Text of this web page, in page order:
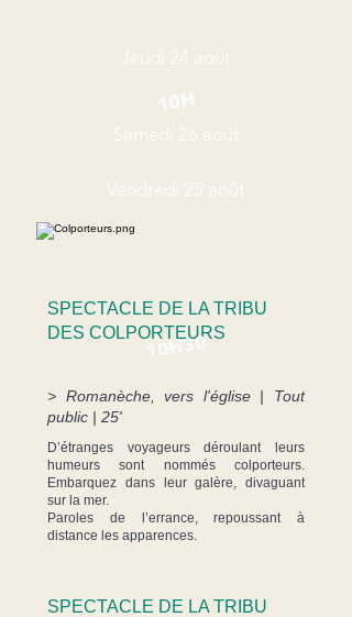
Jeudi 24 août
Samedi 26 août
Vendredi 25 août
SPECTACLE DE LA TRIBU
DES COLPORTEURS
> Romanèche, vers l'église | Tout
public | 25'
D’étranges voyageurs déroulant leurs
humeurs sont nommés colporteurs.
Embarquez dans leur galère, divaguant
sur la mer.
Paroles de l’errance, repoussant à
distance les apparences.
10H30
SPECTACLE DE LA TRIBU